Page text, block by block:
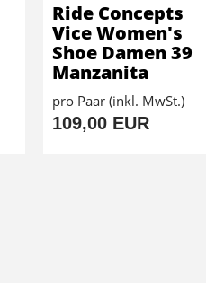
Ride Concepts
Vice Women's
Shoe Damen 39
Manzanita
pro Paar (inkl. MwSt.)
109,00 EUR